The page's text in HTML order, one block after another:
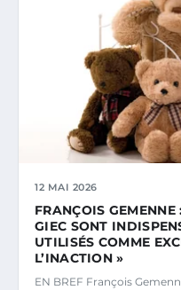
12 MAI 2026
FRANÇOIS
GIEC SONT
UTILISÉS COMME
L’INACTION »
EN BREF François